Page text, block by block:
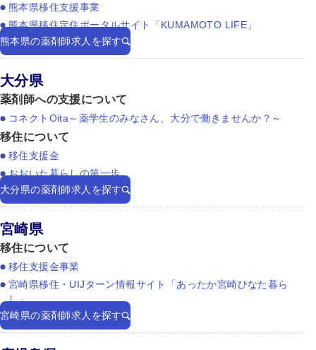
熊本県移住支援事業
熊本県移住定住ポータルサイト「KUMAMOTO LIFE」
熊本県の薬剤師求人を探す
大分県
薬剤師への支援について
コネクトOita～薬学生のみなさん、大分で働きませんか？～
移住について
移住支援金
おおいた暮らしの第一歩
大分県の薬剤師求人を探す
宮崎県
移住について
移住支援金事業
宮崎県移住・UIJターン情報サイト「あったか宮崎ひなた暮ら
し」
宮崎県の薬剤師求人を探す